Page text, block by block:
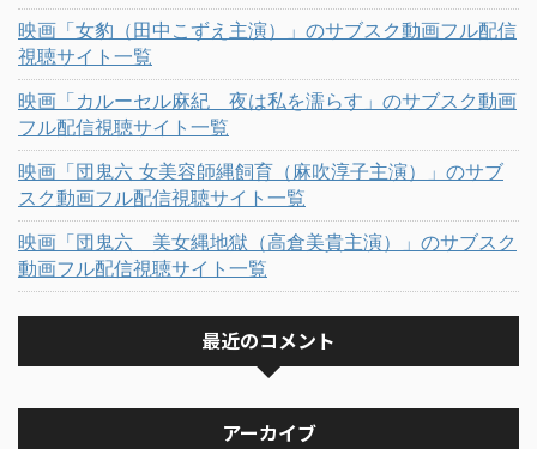
映画「女豹（田中こずえ主演）」のサブスク動画フル配信
視聴サイト一覧
映画「カルーセル麻紀 夜は私を濡らす」のサブスク動画
フル配信視聴サイト一覧
映画「団鬼六 女美容師縄飼育（麻吹淳子主演）」のサブ
スク動画フル配信視聴サイト一覧
映画「団鬼六 美女縄地獄（高倉美貴主演）」のサブスク
動画フル配信視聴サイト一覧
最近のコメント
アーカイブ